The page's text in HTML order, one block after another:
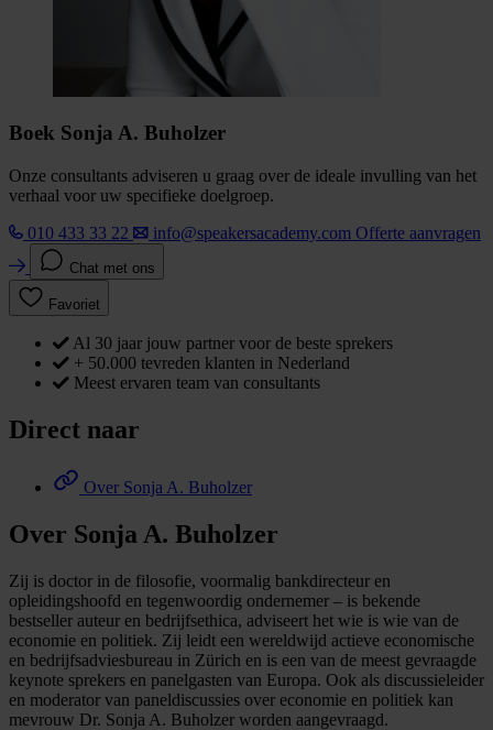
Boek Sonja A. Buholzer
Onze consultants adviseren u graag over de ideale invulling van het
verhaal voor uw specifieke doelgroep.
010 433 33 22
info@speakersacademy.com Offerte aanvragen
Chat met ons
Favoriet
Al 30 jaar jouw partner voor de beste sprekers
+ 50.000 tevreden klanten in Nederland
Meest ervaren team van consultants
Direct naar
Over Sonja A. Buholzer
Over Sonja A. Buholzer
Zij is doctor in de filosofie, voormalig bankdirecteur en
opleidingshoofd en tegenwoordig ondernemer – is bekende
bestseller auteur en bedrijfsethica, adviseert het wie is wie van de
economie en politiek. Zij leidt een wereldwijd actieve economische
en bedrijfsadviesbureau in Zürich en is een van de meest gevraagde
keynote sprekers en panelgasten van Europa. Ook als discussieleider
en moderator van paneldiscussies over economie en politiek kan
mevrouw Dr. Sonja A. Buholzer worden aangevraagd.